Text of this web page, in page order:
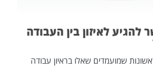
לאיזון בין העבודה
שמועמדים שאלו בראיון עבודה